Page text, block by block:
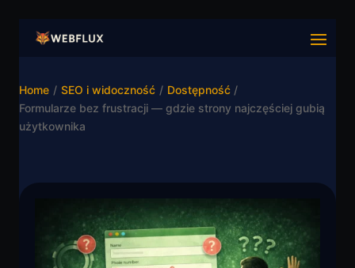
Home / SEO i widoczność / Dostępność /
Formularze bez frustracji — gdzie strony najczęściej gubią
użytkownika